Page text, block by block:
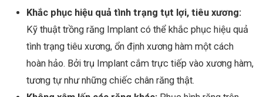
Khắc phục hiệu quả tình trạng tụt lợi, tiêu xương:
Kỹ thuật trồng răng Implant có thể khắc phục hiệu quả
tình trạng tiêu xương, ổn định xương hàm một cách
hoàn hảo. Bởi trụ Implant cắm trực tiếp vào xương hàm,
tương tự như những chiếc chân răng thật.